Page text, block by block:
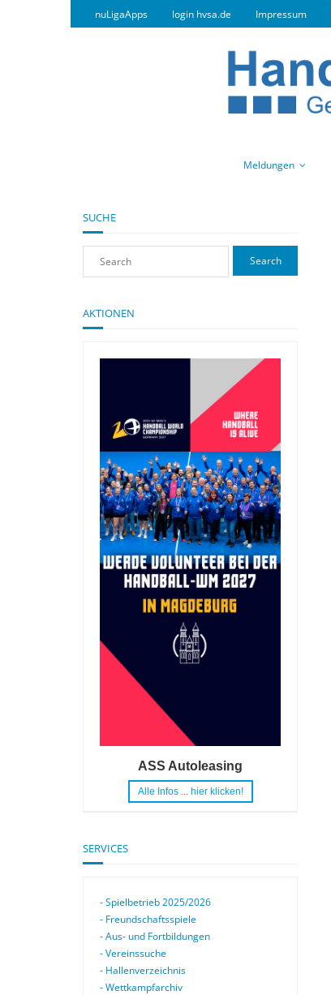
nuLigaApps login hvsa.de Impressum
Meldungen
SUCHE
AKTIONEN
ASS Autoleasing
Alle Infos ... hier klicken!
SERVICES
- Spielbetrieb 2025/2026
- Freundschaftsspiele
- Aus- und Fortbildungen
- Vereinssuche
- Hallenverzeichnis
- Wettkampfarchiv